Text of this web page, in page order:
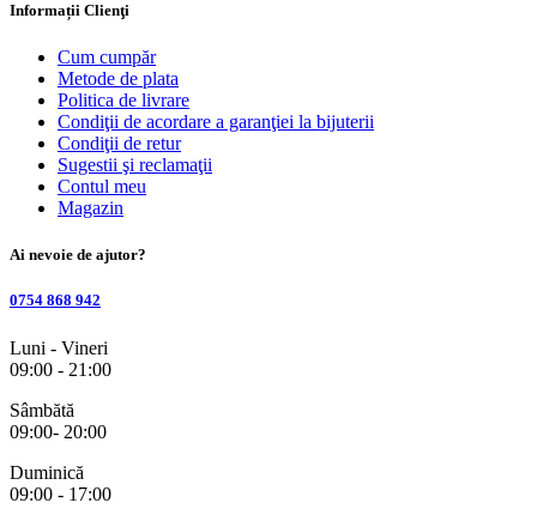
Informații Clienţi
Cum cumpăr
Metode de plata
Politica de livrare
Condiţii de acordare a garanţiei la bijuterii
Condiţii de retur
Sugestii şi reclamaţii
Contul meu
Magazin
Ai nevoie de ajutor?
0754 868 942
Luni - Vineri
09:00 - 21:00
Sâmbătă
09:00- 20:00
Duminică
09:00 - 17:00